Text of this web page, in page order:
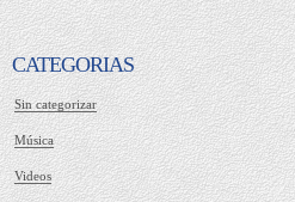
CATEGORIAS
Sin categorizar
Música
Videos